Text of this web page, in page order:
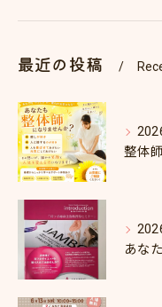
最近の投稿